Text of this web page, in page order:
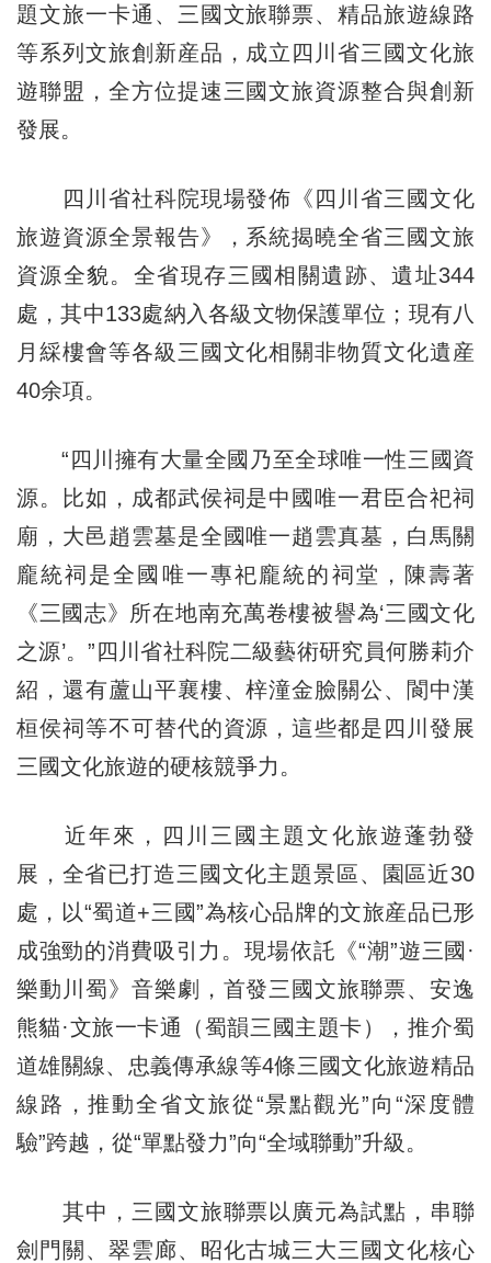
題文旅一卡通、三國文旅聯票、精品旅遊線路
等系列文旅創新産品，成立四川省三國文化旅
遊聯盟，全方位提速三國文旅資源整合與創新
發展。
四川省社科院現場發佈《四川省三國文化
旅遊資源全景報告》，系統揭曉全省三國文旅
資源全貌。全省現存三國相關遺跡、遺址344
處，其中133處納入各級文物保護單位；現有八
月綵樓會等各級三國文化相關非物質文化遺産
40余項。
“四川擁有大量全國乃至全球唯一性三國資
源。比如，成都武侯祠是中國唯一君臣合祀祠
廟，大邑趙雲墓是全國唯一趙雲真墓，白馬關
龐統祠是全國唯一專祀龐統的祠堂，陳壽著
《三國志》所在地南充萬卷樓被譽為‘三國文化
之源’。”四川省社科院二級藝術研究員何勝莉介
紹，還有蘆山平襄樓、梓潼金臉關公、閬中漢
桓侯祠等不可替代的資源，這些都是四川發展
三國文化旅遊的硬核競爭力。
近年來，四川三國主題文化旅遊蓬勃發
展，全省已打造三國文化主題景區、園區近30
處，以“蜀道+三國”為核心品牌的文旅産品已形
成強勁的消費吸引力。現場依託《“潮”遊三國·
樂動川蜀》音樂劇，首發三國文旅聯票、安逸
熊貓·文旅一卡通（蜀韻三國主題卡），推介蜀
道雄關線、忠義傳承線等4條三國文化旅遊精品
線路，推動全省文旅從“景點觀光”向“深度體
驗”跨越，從“單點發力”向“全域聯動”升級。
其中，三國文旅聯票以廣元為試點，串聯
劍門關、翠雲廊、昭化古城三大三國文化核心